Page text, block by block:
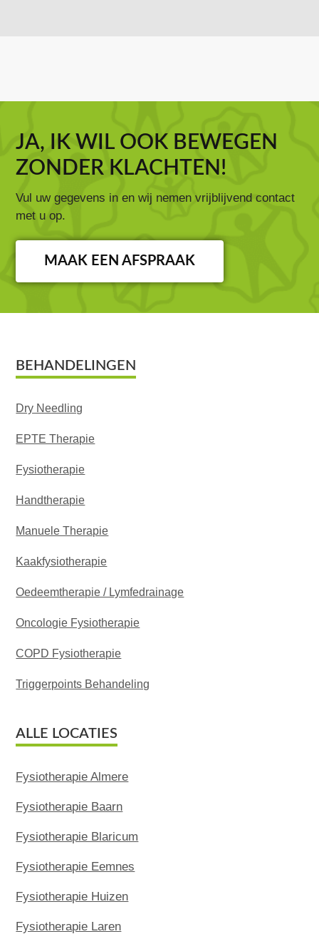
JA, IK WIL OOK BEWEGEN
ZONDER KLACHTEN!
Vul uw gegevens in en wij nemen vrijblijvend contact
met u op.
MAAK EEN AFSPRAAK
Footer
BEHANDELINGEN
Dry Needling
EPTE Therapie
Fysiotherapie
Handtherapie
Manuele Therapie
Kaakfysiotherapie
Oedeemtherapie / Lymfedrainage
Oncologie Fysiotherapie
COPD Fysiotherapie
Triggerpoints Behandeling
ALLE LOCATIES
Fysiotherapie Almere
Fysiotherapie Baarn
Fysiotherapie Blaricum
Fysiotherapie Eemnes
Fysiotherapie Huizen
Fysiotherapie Laren